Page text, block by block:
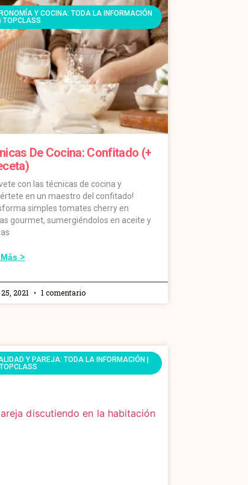
Y COCINA: TODA LA INFORMACIÓN
TOPCLASS
De Cocina: Confitado (+
con las técnicas de cocina y
en un maestro del confitado!
simples tomates cherry en
gourmet, sumergiéndolos en aceite y
>
2021 1 comentario
Y PAREJA: TODA LA INFORMACIÓN |